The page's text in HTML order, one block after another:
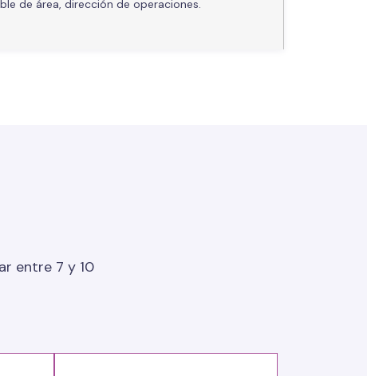
de área, dirección de operaciones.
entre 7 y 10